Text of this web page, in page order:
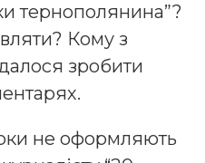
тернополянина”?
Кому з
зробити
не оформляють